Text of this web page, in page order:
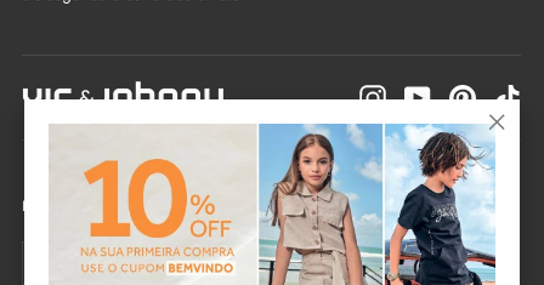
InstagramYouTubePinterest
Informe seu e-mail e receba as novidades da loja
Enviar